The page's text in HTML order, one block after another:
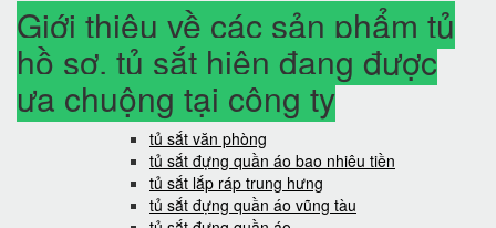
Giới thiệu về các sản phẩm tủ
hồ sơ, tủ sắt hiện đang được
ưa chuộng tại công ty
tủ sắt văn phòng
tủ sắt đựng quần áo bao nhiêu tiền
tủ sắt lắp ráp trung hưng
tủ sắt đựng quần áo vũng tàu